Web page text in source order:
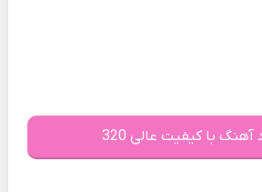
آهنگ با کیفیت عالی 320